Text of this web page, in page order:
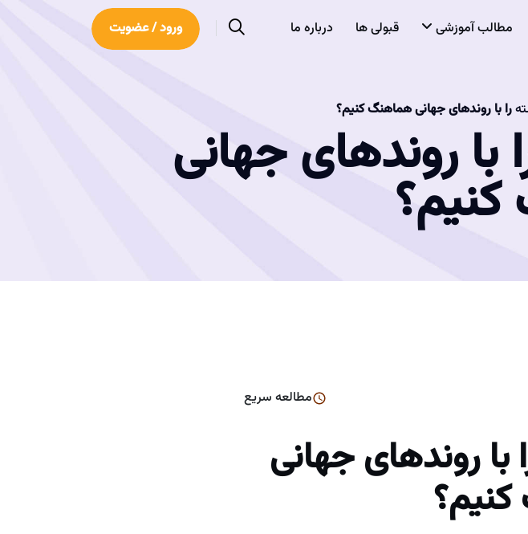
مطالب آموزشی قبولی ها درباره ما ورود / عضویت
را با روندهای جهانی هماهنگ کنیم؟
با روندهای جهانی
مطالعه سریع
با روندهای جهانی